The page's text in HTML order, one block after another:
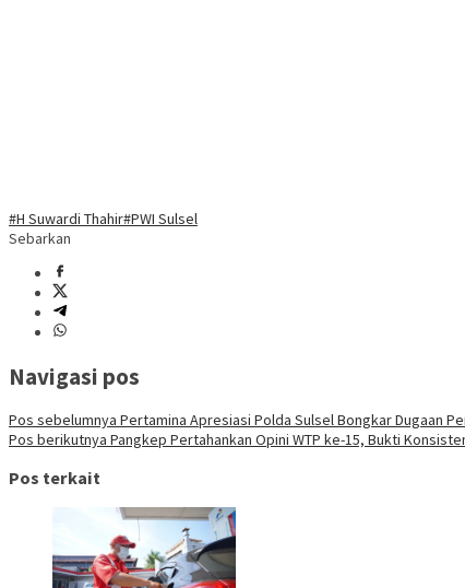
#H Suwardi Thahir#PWI Sulsel
Sebarkan
Navigasi pos
Pos sebelumnya Pertamina Apresiasi Polda Sulsel Bongkar Dugaan
Pos berikutnya Pangkep Pertahankan Opini WTP ke-15, Bukti
Pos terkait